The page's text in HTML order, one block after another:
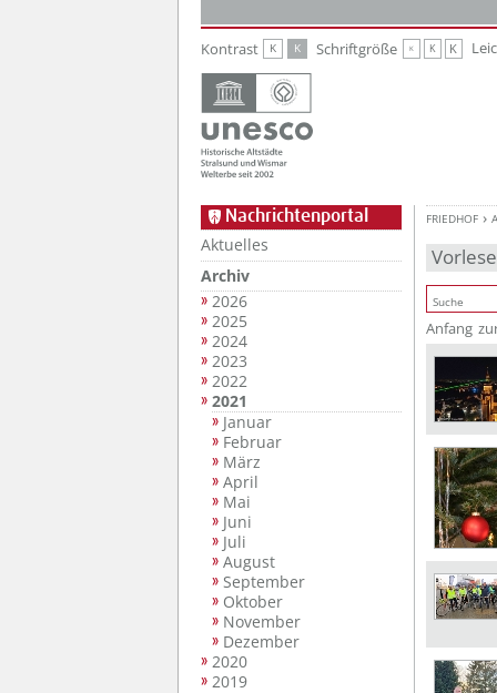
Kontrast K K Schriftgröße K K K
Nachrichtenportal
Aktuelles
Archiv
2026
2025
2024
2023
2022
2021
Januar
Februar
März
April
Mai
Juni
Juli
August
September
Oktober
November
Dezember
2020
2019
FRIEDHOF
Anfang